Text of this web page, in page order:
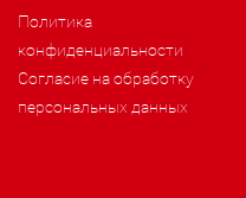
Политика
конфиденциальности
Согласие на обработку
персональных данных